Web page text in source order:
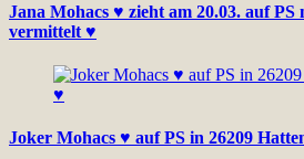
Jana Mohacs ♥ zieht am 20.03. auf PS
vermittelt ♥
Joker Mohacs ♥ auf PS in 26209